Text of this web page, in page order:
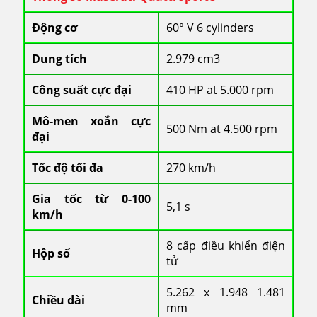
Động cơ
60° V 6 cylinders
Dung tích
2.979 cm3
Công suất cực đại
410 HP at 5.000 rpm
Mô-men xoắn cực
đại
500 Nm at 4.500 rpm
Tốc độ tối đa
270 km/h
Gia tốc từ 0-100
km/h
5,1 s
Hộp số
8 cấp điều khiển điện
tử
Chiều dài
5.262 x 1.948 1.481
mm